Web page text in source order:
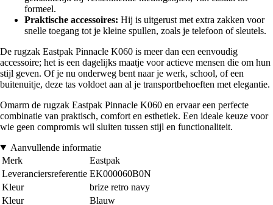
formeel.
Praktische accessoires: Hij is uitgerust met extra zakken voor
snelle toegang tot je kleine spullen, zoals je telefoon of sleutels.
De rugzak Eastpak Pinnacle K060 is meer dan een eenvoudig
accessoire; het is een dagelijks maatje voor actieve mensen die om hun
stijl geven. Of je nu onderweg bent naar je werk, school, of een
buitenuitje, deze tas voldoet aan al je transportbehoeften met elegantie.
Omarm de rugzak Eastpak Pinnacle K060 en ervaar een perfecte
combinatie van praktisch, comfort en esthetiek. Een ideale keuze voor
wie geen compromis wil sluiten tussen stijl en functionaliteit.
Aanvullende informatie
Merk
Eastpak
Leveranciersreferentie EK000060B0N
Kleur
brize retro navy
Kleur
Blauw